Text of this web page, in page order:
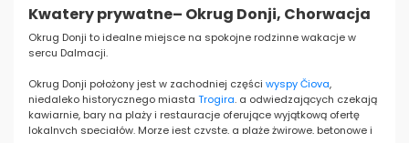
Kwatery prywatne– Okrug Donji, Chorwacja
Okrug Donji to idealne miejsce na spokojne rodzinne wakacje w
sercu Dalmacji.
Okrug Donji położony jest w zachodniej części wyspy Čiova,
niedaleko historycznego miasta Trogira. a odwiedzających czekają
kawiarnie, bary na plaży i restauracje oferujące wyjątkową ofertę
lokalnych specjałów. Morze jest czyste, a plaże żwirowe, betonowe i